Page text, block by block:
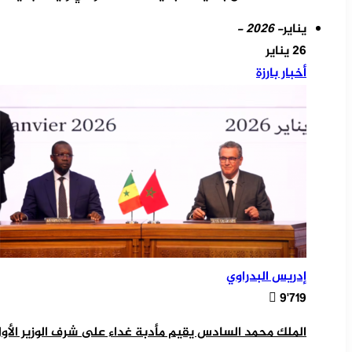
يناير- 2026 -
26 يناير
أخبار بارزة
إدريس البدراوي
9٬719
الملك محمد السادس يقيم مأدبة غداء على شرف الوزير